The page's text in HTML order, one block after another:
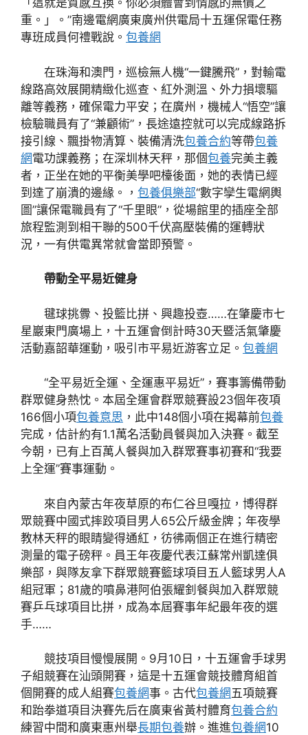
「這就是質感互換。你必須體會到情感的無價之
重。」。”南邊電網廣東廣州供電局十五運保電任務
專班成員何禮戰說。 包養網
在珠海和澳門，巡檢無人機“一鍵騰飛”，對輸電
線路高效展開精緻化巡查、紅外測溫、外力損壞驅
離等義務，確保電力平安；在廣州，機械人“悟空”讓
檢驗職員有了“兼顧術”，長途遠控就可以完成線路拆
接引線、飄掛物清算、裝備清洗包養合約等帶包養
網電功課義務；在深圳林天秤，那個包養完美主義
者，正坐在她的平衡美學吧檯後面，她的表情已經
到達了崩潰的邊緣。， 包養俱樂部“數字孿生電網輿
圖”讓保電職員有了“千里眼”，從場館里的插座全部
旅程監測到相干聯的500千伏高壓裝備的運轉狀
況，一有供電異常就會當即預警。
帶動全平易近健身
毽球挑釁、投籃比拼、興趣投壺……在肇慶市七
星巖東門廣場上，十五運會倒計時30天暨活氣肇慶
活動嘉韶華運動，吸引市平易近游客立足。 包養網
“全平易近全運、全運惠平易近”，賽事籌備帶動
群眾健身熱忱。本屆全運會群眾競賽設23個年夜項
166個小項包養意思 ，此中148個小項在揭幕前包養
完成，估計約有1.1萬名活動員餐與加入決賽。截至
今朝，已有上百萬人餐與加入群眾賽事初賽和“我要
上全運”賽事運動。
來自內蒙古年夜草原的布仁谷旦嘎拉，博得群
眾競賽中國式摔跤項目男人65公斤級金牌；年夜學
教林天秤的眼睛變得通紅，彷彿兩個正在進行精密
測量的電子磅秤。員王年夜慶代表江蘇常州凱達俱
樂部，與隊友拿下群眾競賽籃球項目五人籃球男人A
組冠軍；81歲的噴鼻港阿伯張耀釗餐與加入群眾競
賽乒乓球項目比拼，成為本屆賽事年紀最年夜的選
手……
競技項目慢慢展開。9月10日，十五運會手球男
子組競賽在汕頭開賽，這是十五運會競技體育組首
個開賽的成人組賽包養網事。古代包養網五項競賽
和跆拳道項目決賽先后在廣東省黃村體育包養合約
練習中間和廣東惠州舉長期包養辦。進進包養網10